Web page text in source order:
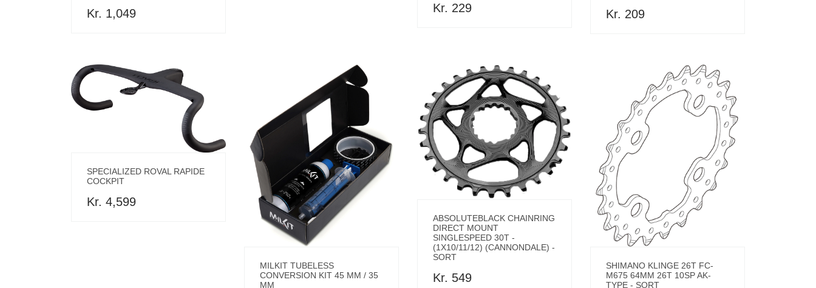
Kr. 1,049 Kr. 229 Kr. 209
SPECIALIZED ROVAL RAPIDE
COCKPIT
Kr. 4,599
MILKIT TUBELESS
CONVERSION KIT 45 MM / 35
MM
ABSOLUTEBLACK CHAINRING
DIRECT MOUNT
SINGLESPEED 30T -
(1X10/11/12) (CANNONDALE) -
SORT
Kr. 549
SHIMANO KLINGE 26T FC-
M675 64MM 26T 10SP AK-
TYPE - SORT